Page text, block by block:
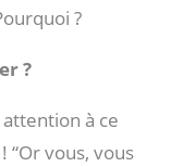
?
?
attention à ce
“Or vous, vous